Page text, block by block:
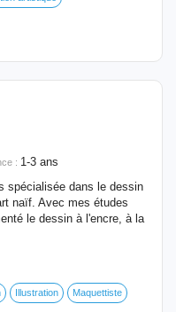
: 1-3 ans
spécialisée dans le dessin
naïf. Avec mes études
le dessin à l'encre, à la
Illustration Maquettiste